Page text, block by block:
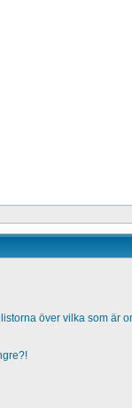
över vilka som är